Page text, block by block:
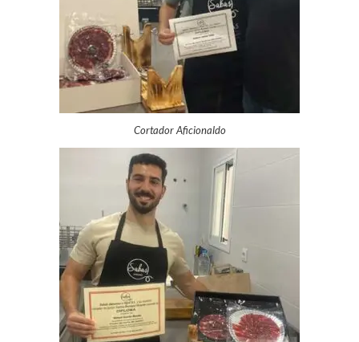
Cortador Aficionaldo